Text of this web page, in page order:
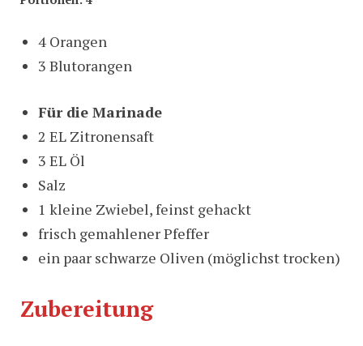
4 Orangen
3 Blutorangen
Für die Marinade
2 EL Zitronensaft
3 EL Öl
Salz
1 kleine Zwiebel, feinst gehackt
frisch gemahlener Pfeffer
ein paar schwarze Oliven (möglichst trocken)
Zubereitung